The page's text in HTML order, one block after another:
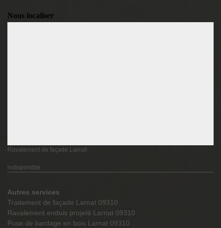
Nous localiser
Ravalement de façade Larnat
indisponible
Autres services
Traitement de façade Larnat 09310
Ravalement enduis projeté Larnat 09310
Pose de bardage en bois Larnat 09310